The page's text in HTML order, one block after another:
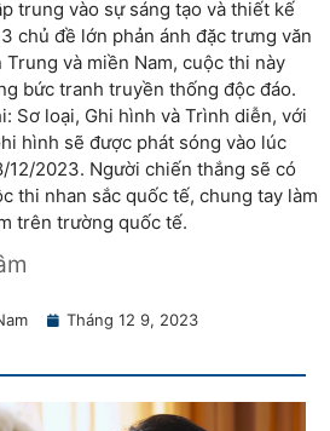
trung vào sự sáng tạo và thiết kế
chủ đề lớn phản ánh đặc trưng văn
Trung và miền Nam, cuộc thi này
bức tranh truyền thống độc đáo.
Sơ loại, Ghi hình và Trình diễn, với
hình sẽ được phát sóng vào lúc
2023. Người chiến thắng sẽ có
thi nhan sắc quốc tế, chung tay làm
trên trường quốc tế.
Tháng 12 9, 2023